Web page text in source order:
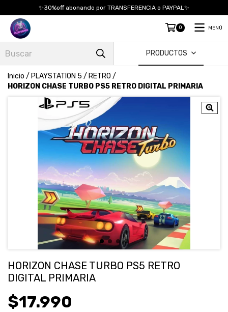
✨30%off abonando por TRANSFERENCIA o PAYPAL✨
0 MENÚ
PRODUCTOS
Inicio / PLAYSTATION 5 / RETRO /
HORIZON CHASE TURBO PS5 RETRO DIGITAL PRIMARIA
HORIZON CHASE TURBO PS5 RETRO
DIGITAL PRIMARIA
$17.990